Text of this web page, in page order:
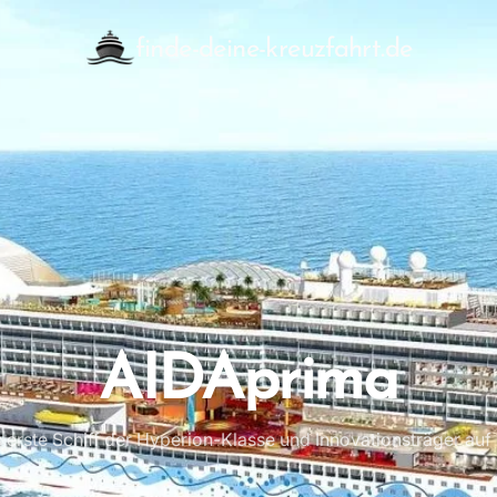
finde-deine-kreuzfahrt.de
AIDAprima
erste Schiff der Hyperion-Klasse und Innovationsträger auf